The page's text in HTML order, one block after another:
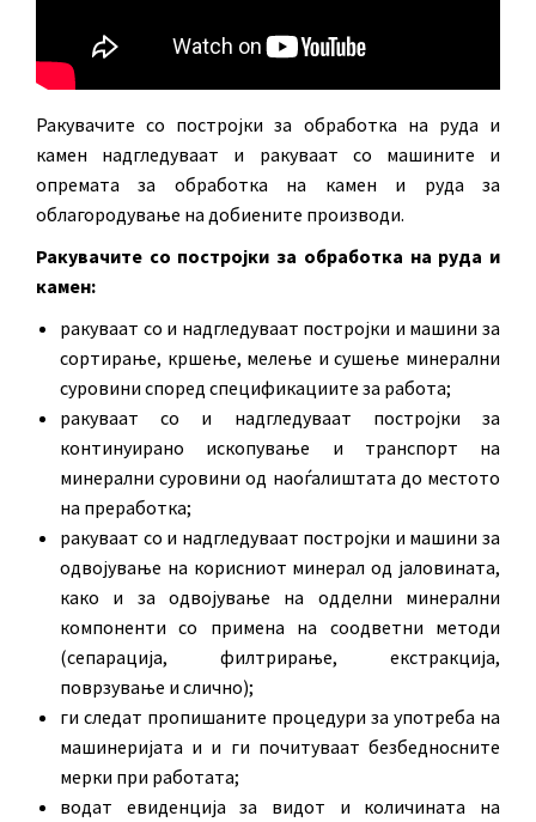
Ракувачите со постројки за обработка на руда и
камен надгледуваат и ракуваат со машините и
опремата за обработка на камен и руда за
облагородување на добиените производи.
Ракувачите со постројки за обработка на руда и
камен:
ракуваат со и надгледуваат постројки и машини за
сортирање, кршење, мелење и сушење минерални
суровини според спецификациите за работа;
ракуваат со и надгледуваат постројки за
континуирано ископување и транспорт на
минерални суровини од наоѓалиштата до местото
на преработка;
ракуваат со и надгледуваат постројки и машини за
одвојување на корисниот минерал од јаловината,
како и за одвојување на одделни минерални
компоненти со примена на соодветни методи
(сепарација, филтрирање, екстракција,
поврзување и слично);
ги следат пропишаните процедури за употреба на
машинеријата и и ги почитуваат безбедносните
мерки при работата;
водат евиденција за видот и количината на